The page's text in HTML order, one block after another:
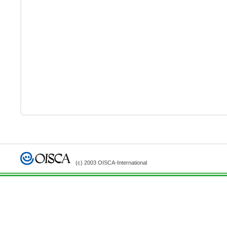
(c) 2003 OISCA-International